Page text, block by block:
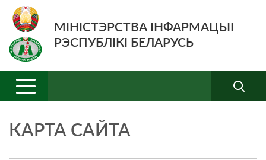
МІНІСТЭРСТВА ІНФАРМАЦЫІ
РЭСПУБЛІКІ БЕЛАРУСЬ
КАРТА САЙТА